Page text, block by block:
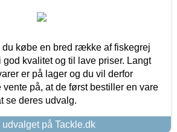
du købe en bred række af fiskegrej
kvalitet og til lave priser. Langt
er på lager og du vil derfor
på, at de først bestiller en vare
se deres udvalg.
udvalget på Tackle.dk